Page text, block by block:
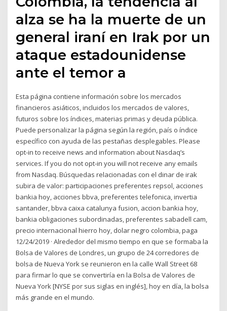
alza se ha la muerte de un
general iraní en Irak por un
ataque estadounidense
ante el temor a
Esta página contiene información sobre los mercados
financieros asiáticos, incluidos los mercados de valores,
futuros sobre los índices, materias primas y deuda pública.
Puede personalizar la página según la región, país o índice
específico con ayuda de las pestañas desplegables. Please
opt-in to receive news and information about Nasdaq’s
services. If you do not opt-in you will not receive any emails
from Nasdaq. Búsquedas relacionadas con el dinar de irak
subira de valor: participaciones preferentes repsol, acciones
bankia hoy, acciones bbva, preferentes telefonica, invertia
santander, bbva caixa catalunya fusion, accion bankia hoy,
bankia obligaciones subordinadas, preferentes sabadell cam,
precio internacional hierro hoy, dolar negro colombia, paga
12/24/2019 · Alrededor del mismo tiempo en que se formaba la
Bolsa de Valores de Londres, un grupo de 24 corredores de
bolsa de Nueva York se reunieron en la calle Wall Street 68
para firmar lo que se convertiría en la Bolsa de Valores de
Nueva York [NYSE por sus siglas en inglés], hoy en día, la bolsa
más grande en el mundo.